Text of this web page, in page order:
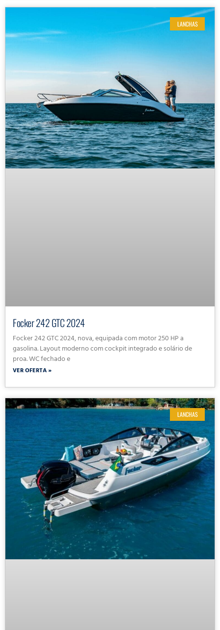
LANCHAS
Focker 242 GTC 2024
Focker 242 GTC 2024, nova, equipada com motor 250 HP a
gasolina. Layout moderno com cockpit integrado e solário de
proa. WC fechado e
VER OFERTA »
LANCHAS